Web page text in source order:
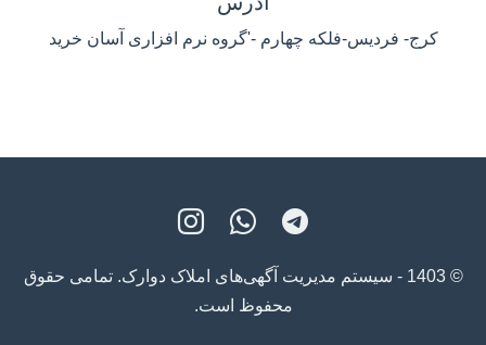
کرج- فردیس-فلکه چهارم -'گروه نرم افزاری آسان خرید
© 1403 - سیستم مدیریت آگهی‌های املاک دوارک. تمامی حقوق
محفوظ است.